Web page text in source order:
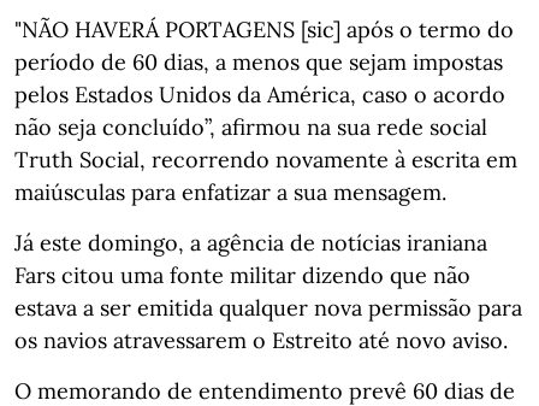
"NÃO HAVERÁ PORTAGENS [sic] após o termo do
período de 60 dias, a menos que sejam impostas
pelos Estados Unidos da América, caso o acordo
não seja concluído”, afirmou na sua rede social
Truth Social, recorrendo novamente à escrita em
maiúsculas para enfatizar a sua mensagem.
Já este domingo, a agência de notícias iraniana
Fars citou uma fonte militar dizendo que não
estava a ser emitida qualquer nova permissão para
os navios atravessarem o Estreito até novo aviso.
O memorando de entendimento prevê 60 dias de